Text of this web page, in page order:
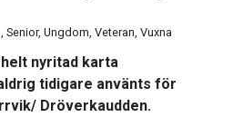
Ungdom, Veteran, Vuxna
nyritad karta
tidigare använts för
Dröverkaudden.